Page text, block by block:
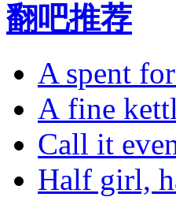
翻吧推荐
A spent
A fine
Call it
Half girl,